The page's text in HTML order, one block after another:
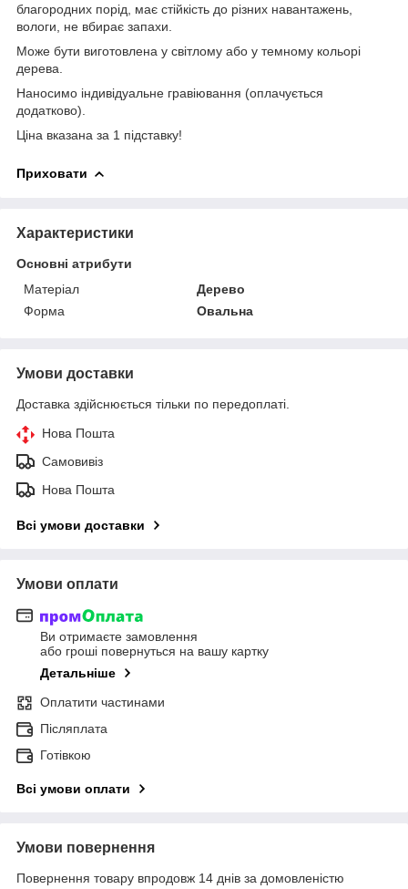
благородних порід, має стійкість до різних навантажень,
вологи, не вбирає запахи.
Може бути виготовлена у світлому або у темному кольорі
дерева.
Наносимо індивідуальне гравіювання (оплачується
додатково).
Ціна вказана за 1 підставку!
Приховати
Характеристики
Основні атрибути
Матеріал
Дерево
Форма
Овальна
Умови доставки
Доставка здійснюється тільки по передоплаті.
Нова Пошта
Самовивіз
Нова Пошта
Всі умови доставки
Умови оплати
Ви отримаєте замовлення
або гроші повернуться на вашу картку
Детальніше
Оплатити частинами
Післяплата
Готівкою
Всі умови оплати
Умови повернення
Повернення товару впродовж 14 днів за домовленістю